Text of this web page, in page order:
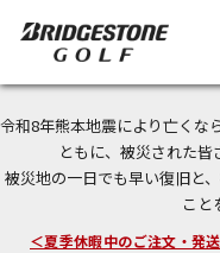
令和8年熊本地震により亡くな
ともに、被災された皆
被災地の一日でも早い復旧と
こと
今なら新規会員登録で
＜商品配送に関するお知ら
＜夏季休暇中のご注文・発